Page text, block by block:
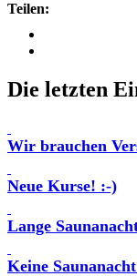
Teilen:
Die letzten
Wir brauchen
Neue Kurse! :-)
Lange
Keine